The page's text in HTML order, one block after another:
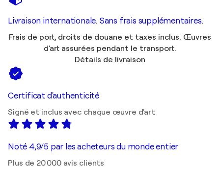
Livraison internationale. Sans frais supplémentaires.
Frais de port, droits de douane et taxes inclus. Œuvres
d'art assurées pendant le transport.
Détails de livraison
Certificat d'authenticité
Signé et inclus avec chaque œuvre d'art
Noté 4,9/5 par les acheteurs du monde entier
Plus de 20 000 avis clients